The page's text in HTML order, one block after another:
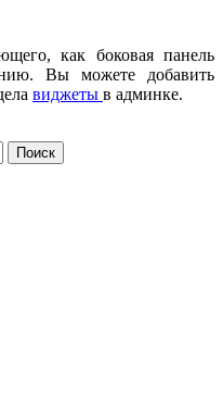
как боковая панель
Вы можете добавить
виджеты в админке.